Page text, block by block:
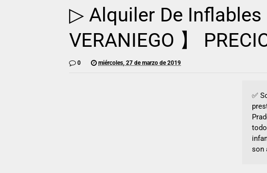
▷ Alquiler De Inflables
VERANIEGO 】
0 miércoles, 27 de marzo de 2019
✅
son